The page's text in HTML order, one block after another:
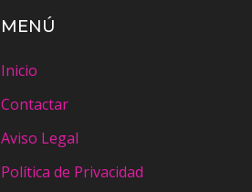
MENÚ
Inicio
Contactar
Aviso Legal
Política de Privacidad